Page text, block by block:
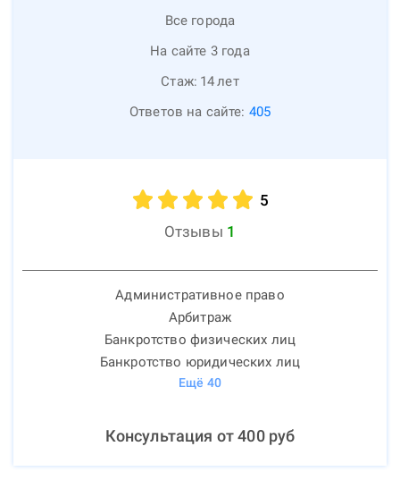
Все города
На сайте 3 года
Стаж: 14лет
Ответов на сайте: 405
5
Отзывы 1
Административное право
Арбитраж
Банкротство физических лиц
Банкротство юридических лиц
Ещё 40
Консультация от400руб